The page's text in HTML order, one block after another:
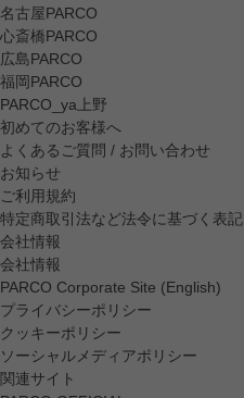
名古屋PARCO
心斎橋PARCO
広島PARCO
福岡PARCO
PARCO_ya上野
初めてのお客様へ
よくあるご質問 / お問い合わせ
お知らせ
ご利用規約
特定商取引法など法令に基づく表記
会社情報
会社情報
PARCO Corporate Site (English)
プライバシーポリシー
クッキーポリシー
ソーシャルメディアポリシー
関連サイト